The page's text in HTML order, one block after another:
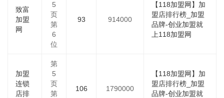
致富
加盟
网
5
页
第
6
位
93 914000
【118加盟网】加
盟店排行榜_加盟
品牌-创业加盟就
上118加盟网
加盟
连锁
店排
第
5
页
第
106 1790000
【118加盟网】加
盟店排行榜_加盟
品牌-创业加盟就